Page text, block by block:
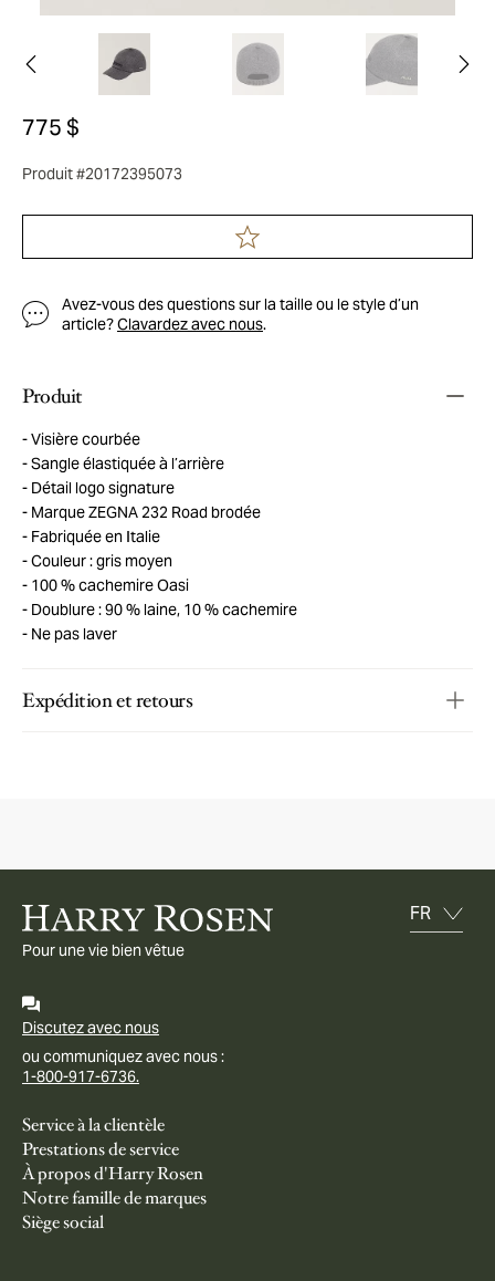
775 $
Produit #20172395073
Avez-vous des questions sur la taille ou le style d’un
article?Clavardez avec nous.
Produit
Visière courbée
Sangle élastiquée à l’arrière
Détail logo signature
Marque ZEGNA 232 Road brodée
Fabriquée en Italie
Couleur : gris moyen
100 % cachemire Oasi
Doublure : 90 % laine, 10 % cachemire
Ne pas laver
Expédition et retours
Pour une vie bien vêtue
Discutez avec nous
ou communiquez avec nous :
1-800-917-6736.
Service à la clientèle
Prestations de service
À propos d'Harry Rosen
Notre famille de marques
Siège social